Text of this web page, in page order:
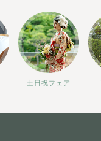
土日祝フェア